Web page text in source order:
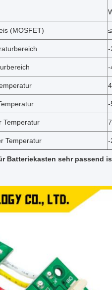
(MOSFET)
-
-
Temperatur
Temperatur
Batteriekasten sehr passend